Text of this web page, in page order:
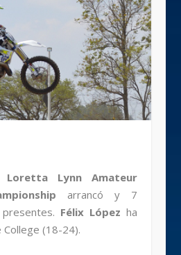
Loretta Lynn Amateur
arrancó y 7
Félix López ha
College (18-24).